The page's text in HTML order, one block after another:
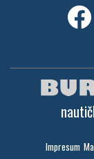
Impresum